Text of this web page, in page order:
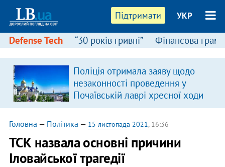
Підтримати УКР
Defense Tech “30 років гривні” Фінансова
Поліція отримала заяву щодо
незаконності проведення у
Почаївській лаврі хресної ходи
Головна — Політика — 15 листопада 2021, 16:36
ТСК назвала основні причини
Іловайської трагедії